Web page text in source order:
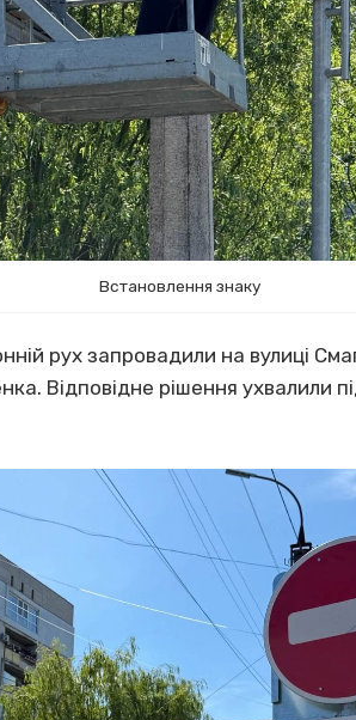
Встановлення знаку
рух запровадили на вулиці
Відповідне рішення ухвалили